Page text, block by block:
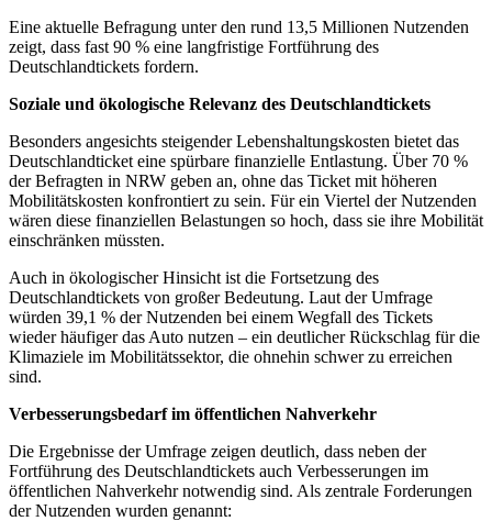
Eine aktuelle Befragung unter den rund 13,5 Millionen Nutzenden
zeigt, dass fast 90 % eine langfristige Fortführung des
Deutschlandtickets fordern.
Soziale und ökologische Relevanz des Deutschlandtickets
Besonders angesichts steigender Lebenshaltungskosten bietet das
Deutschlandticket eine spürbare finanzielle Entlastung. Über 70 %
der Befragten in NRW geben an, ohne das Ticket mit höheren
Mobilitätskosten konfrontiert zu sein. Für ein Viertel der Nutzenden
wären diese finanziellen Belastungen so hoch, dass sie ihre Mobilität
einschränken müssten.
Auch in ökologischer Hinsicht ist die Fortsetzung des
Deutschlandtickets von großer Bedeutung. Laut der Umfrage
würden 39,1 % der Nutzenden bei einem Wegfall des Tickets
wieder häufiger das Auto nutzen – ein deutlicher Rückschlag für die
Klimaziele im Mobilitätssektor, die ohnehin schwer zu erreichen
sind.
Verbesserungsbedarf im öffentlichen Nahverkehr
Die Ergebnisse der Umfrage zeigen deutlich, dass neben der
Fortführung des Deutschlandtickets auch Verbesserungen im
öffentlichen Nahverkehr notwendig sind. Als zentrale Forderungen
der Nutzenden wurden genannt: